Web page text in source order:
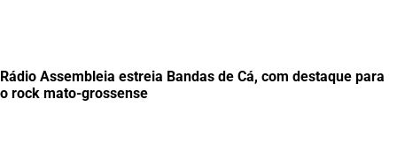
Rádio Assembleia estreia Bandas de Cá, com destaque para
o rock mato-grossense